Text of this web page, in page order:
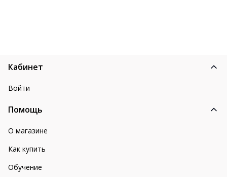
Кабинет
Войти
Помощь
О магазине
Как купить
Обучение